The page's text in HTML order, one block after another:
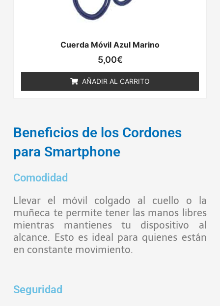
Cuerda Móvil Azul Marino
5,00€
AÑADIR AL CARRITO
Beneficios de los Cordones
para Smartphone
Comodidad
Llevar el móvil colgado al cuello o la
muñeca te permite tener las manos libres
mientras mantienes tu dispositivo al
alcance. Esto es ideal para quienes están
en constante movimiento.
Seguridad